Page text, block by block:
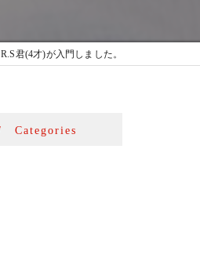
R.S君(4才)が入門しました。
Categories